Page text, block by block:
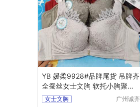
YB 媛柔9928#品牌尾货 吊牌齐
全蚕丝女士文胸 软托小胸聚拢
女内衣
女士文胸
广州诚齐